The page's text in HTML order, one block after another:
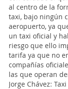
al centro de la
taxi, bajo ningún
aeropuerto, ya
un taxi oficial y
riesgo que ello
tarifa ya que no
compañías
las que operan
Jorge Chávez: